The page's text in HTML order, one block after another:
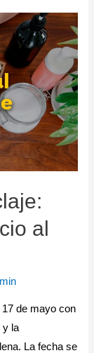
al
de mayo con
y la
La fecha se